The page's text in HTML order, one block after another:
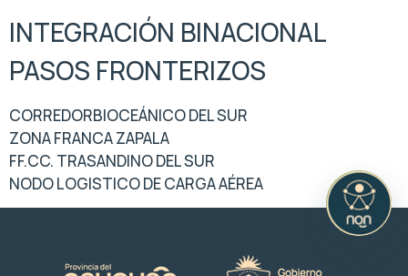
INTEGRACIÓN BINACIONAL
PASOS FRONTERIZOS
CORREDORBIOCEÁNICO DEL SUR
ZONA FRANCA ZAPALA
FF.CC. TRASANDINO DEL SUR
NODO LOGISTICO DE CARGA AÉREA